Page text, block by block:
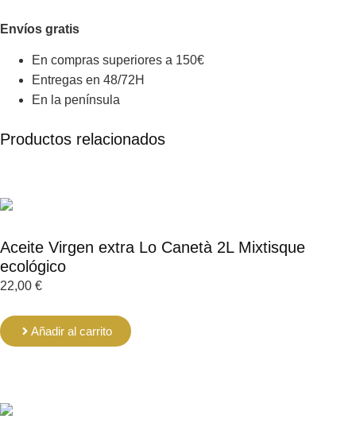
Envíos gratis
En compras superiores a 150€
Entregas en 48/72H
En la península
Productos relacionados
Aceite Virgen extra Lo Canetà 2L Mixtisque
ecológico
22,00 €
Añadir al carrito